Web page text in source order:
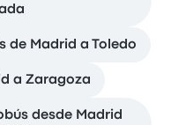
de Madrid a Toledo
a Zaragoza
desde Madrid